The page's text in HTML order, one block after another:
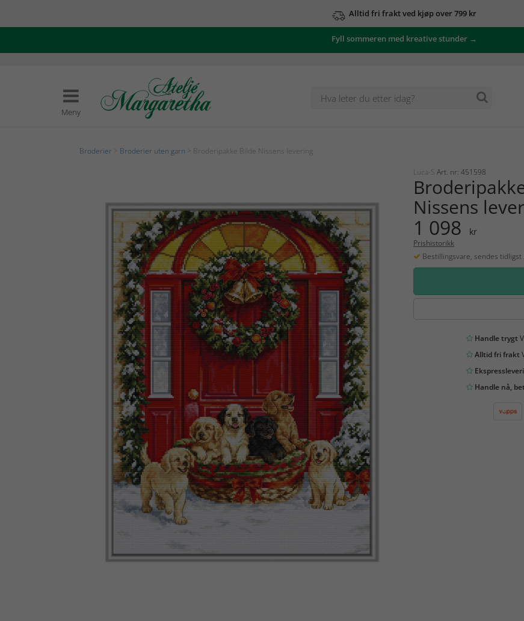
Alltid fri frakt ved kjøp over 799 kr
Fyll sommeren med kreative stunder →
Meny
Broderier Broderier uten garn > Broderipakke Bilde Nissens levering
Luca-S Art. nr: 451598
Nissens
1 098 kr
Prishistorikk
Bestillingsvare, sendes tidligst
Handle trygt
Alltid fri frakt
Handle nå,